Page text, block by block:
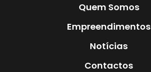
Quem Somos
Empreendimentos
Notícias
Contactos